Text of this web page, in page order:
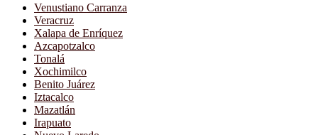
Venustiano Carranza
Veracruz
Xalapa de Enríquez
Azcapotzalco
Tonalá
Xochimilco
Benito Juárez
Iztacalco
Mazatlán
Irapuato